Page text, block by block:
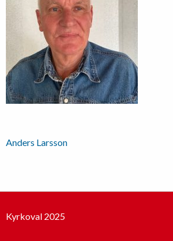
Inläggsnavigering
Anders Larsson
Kyrkoval 2025